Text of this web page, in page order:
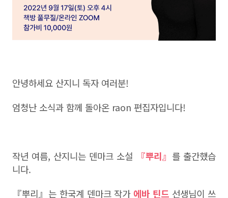
안녕하세요 산지니 독자 여러분!
엄청난 소식과 함께 돌아온 raon 편집자입니다!
작년 여름, 산지니는 덴마크 소설 『뿌리』 를 출간했습
니다.
『뿌리』는 한국계 덴마크 작가 에바 틴드 선생님이 쓰